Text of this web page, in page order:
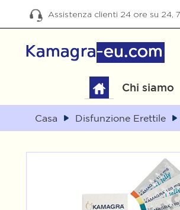
Assistenza clienti 24 ore su 24,
Chi siamo
Casa Disfunzione Erettile